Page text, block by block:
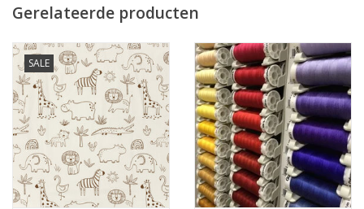
Stofbreedte
145 cm
Samenstelling 100% katoen
Gewicht
110 gr/m
Toepassing
Jurkjes, rokjes, accessoires,
tassen, quilting,...
Label
Oeko Tex
Stretch
nee
Gerelateerde producten
SALE